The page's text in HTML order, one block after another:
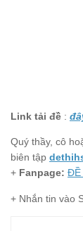
Link tải đề :
Quý thầy, cô
biên tập
+ Fanpage: ĐỀ
+ Nhắn tin vào